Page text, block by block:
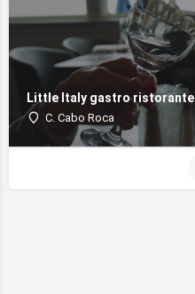
Little Italy gastro ristorante
C. Cabo Roca